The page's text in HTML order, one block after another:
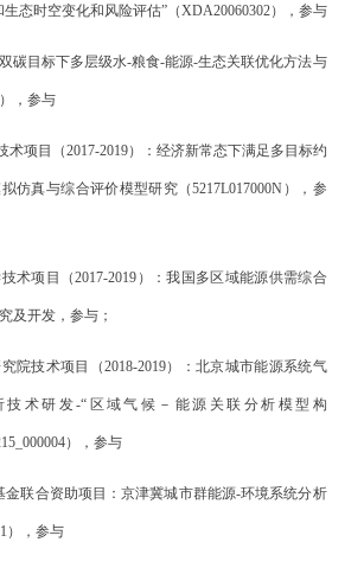
态时空变化和风险评估”（XDA20060302），参与
碳目标下多层级水-粮食-能源-生态关联优化方法与
，参与
术项目（2017-2019）：经济新常态下满足多目标约
仿真与综合评价模型研究（5217L017000N ），参
术项目（2017-2019 ）：我国多区域能源供需综合
及开发，参与；
院技术项目（2018-2019）：北京城市能源系统气
技术研发-“区域气候－能源关联分析模型构
），参与
金联合资助项目：京津冀城市群能源-环境系统分析
），参与